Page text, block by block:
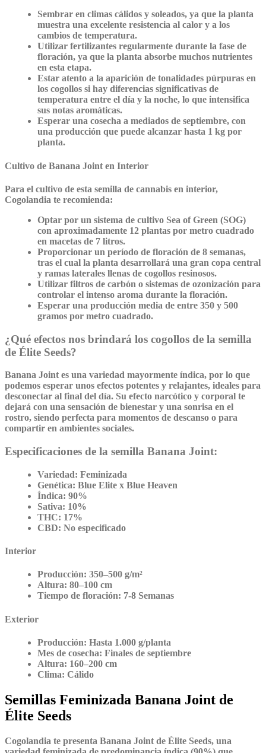
Sembrar en climas cálidos y soleados, ya que la planta
muestra una excelente resistencia al calor y a los
cambios de temperatura.
Utilizar fertilizantes regularmente durante la fase de
floración, ya que la planta absorbe muchos nutrientes
en esta etapa.
Estar atento a la aparición de tonalidades púrpuras en
los cogollos si hay diferencias significativas de
temperatura entre el día y la noche, lo que intensifica
sus notas aromáticas.
Esperar una cosecha a mediados de septiembre, con
una producción que puede alcanzar hasta 1 kg por
planta.
Cultivo de Banana Joint en Interior
Para el cultivo de esta semilla de cannabis en interior,
Cogolandia te recomienda:
Optar por un sistema de cultivo Sea of Green (SOG)
con aproximadamente 12 plantas por metro cuadrado
en macetas de 7 litros.
Proporcionar un período de floración de 8 semanas,
tras el cual la planta desarrollará una gran copa central
y ramas laterales llenas de cogollos resinosos.
Utilizar filtros de carbón o sistemas de ozonización para
controlar el intenso aroma durante la floración.
Esperar una producción media de entre 350 y 500
gramos por metro cuadrado.
¿Qué efectos nos brindará los cogollos de la semilla
de Élite Seeds?
Banana Joint es una variedad mayormente índica, por lo que
podemos esperar unos efectos potentes y relajantes, ideales para
desconectar al final del día. Su efecto narcótico y corporal te
dejará con una sensación de bienestar y una sonrisa en el
rostro, siendo perfecta para momentos de descanso o para
compartir en ambientes sociales.
Especificaciones de la semilla Banana Joint:
Variedad: Feminizada
Genética: Blue Elite x Blue Heaven
Índica: 90%
Sativa: 10%
THC: 17%
CBD: No especificado
Interior
Producción: 350–500 g/m²
Altura: 80–100 cm
Tiempo de floración: 7-8 Semanas
Exterior
Producción: Hasta 1.000 g/planta
Mes de cosecha: Finales de septiembre
Altura: 160–200 cm
Clima: Cálido
Semillas Feminizada Banana Joint de
Élite Seeds
Cogolandia te presenta Banana Joint de Élite Seeds, una